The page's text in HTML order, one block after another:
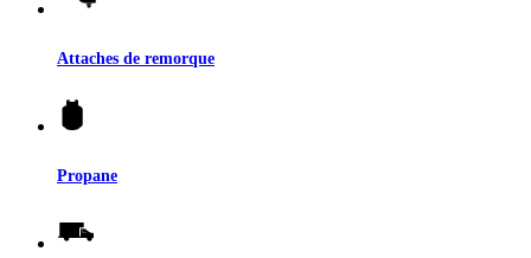
Attaches de remorque
Propane